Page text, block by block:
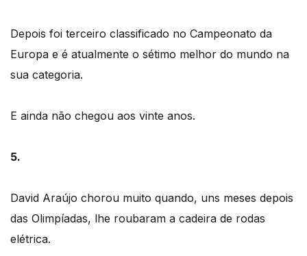
Depois foi terceiro classificado no Campeonato da
Europa e é atualmente o sétimo melhor do mundo na
sua categoria.
E ainda não chegou aos vinte anos.
5.
David Araújo chorou muito quando, uns meses depois
das Olimpíadas, lhe roubaram a cadeira de rodas
elétrica.